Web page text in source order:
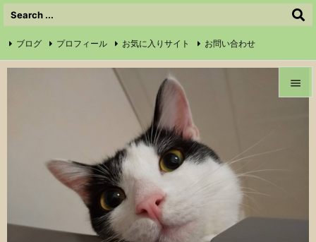

ブログ プロフィール お気に入りサイト お問い合わせ
信仰の証 Instagram